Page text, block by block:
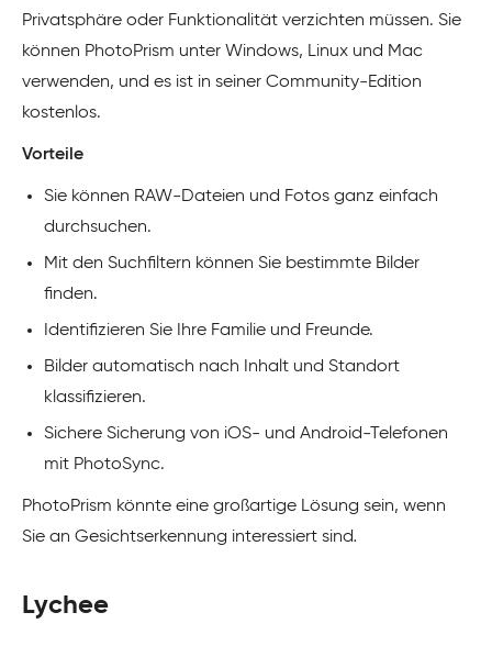
Privatsphäre oder Funktionalität verzichten müssen. Sie
können PhotoPrism unter Windows, Linux und Mac
verwenden, und es ist in seiner Community-Edition
kostenlos.
Vorteile
Sie können RAW-Dateien und Fotos ganz einfach
durchsuchen.
Mit den Suchfiltern können Sie bestimmte Bilder
finden.
Identifizieren Sie Ihre Familie und Freunde.
Bilder automatisch nach Inhalt und Standort
klassifizieren.
Sichere Sicherung von iOS- und Android-Telefonen
mit PhotoSync.
PhotoPrism könnte eine großartige Lösung sein, wenn
Sie an Gesichtserkennung interessiert sind.
Lychee